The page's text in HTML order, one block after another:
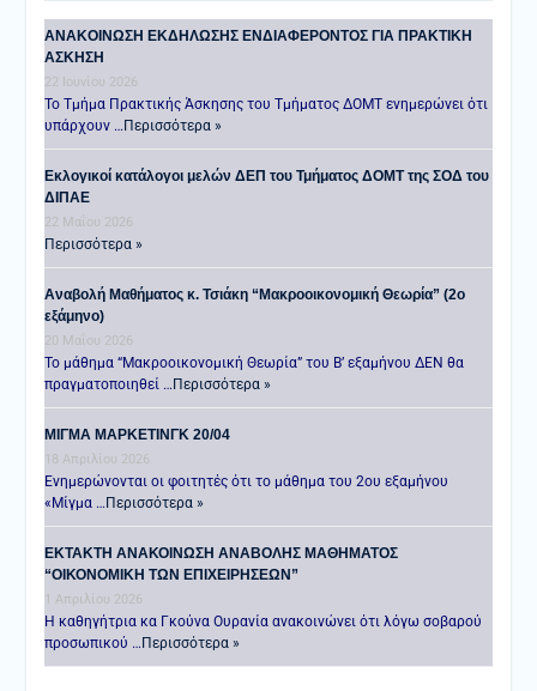
ANAKOINΩΣΗ ΕΚΔΗΛΩΣΗΣ ΕΝΔΙΑΦΕΡΟΝΤΟΣ ΓΙΑ ΠΡΑΚΤΙΚΗ
ΑΣΚΗΣΗ
22 Ιουνίου 2026
Το Τμήμα Πρακτικής Άσκησης του Τμήματος ΔΟΜΤ ενημερώνει ότι
υπάρχουν …Περισσότερα »
Εκλογικοί κατάλογοι μελών ΔΕΠ του Τμήματος ΔΟΜΤ της ΣΟΔ του
ΔΙΠΑΕ
22 Μαΐου 2026
Περισσότερα »
Αναβολή Μαθήματος κ. Τσιάκη “Μακροοικονομική Θεωρία” (2ο
εξάμηνο)
20 Μαΐου 2026
Το μάθημα “Μακροοικονομική Θεωρία” του Β’ εξαμήνου ΔΕΝ θα
πραγματοποιηθεί …Περισσότερα »
ΜΙΓΜΑ ΜΑΡΚΕΤΙΝΓΚ 20/04
18 Απριλίου 2026
Ενημερώνονται οι φοιτητές ότι το μάθημα του 2ου εξαμήνου
«Μίγμα …Περισσότερα »
ΕΚΤΑΚΤΗ ΑΝΑΚΟΙΝΩΣΗ ΑΝΑΒΟΛΗΣ ΜΑΘΗΜΑΤΟΣ
“ΟΙΚΟΝΟΜΙΚΗ ΤΩΝ ΕΠΙΧΕΙΡΗΣΕΩΝ”
1 Απριλίου 2026
Η καθηγήτρια κα Γκούνα Ουρανία ανακοινώνει ότι λόγω σοβαρού
προσωπικού …Περισσότερα »